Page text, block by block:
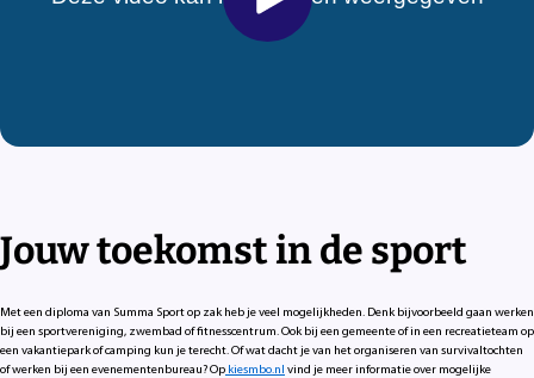
Jouw toekomst in de sport
Met een diploma van Summa Sport op zak heb je veel mogelijkheden. Denk bijvoorbeeld gaan werken
bij een sportvereniging, zwembad of fitnesscentrum. Ook bij een gemeente of in een recreatieteam op
een vakantiepark of camping kun je terecht. Of wat dacht je van het organiseren van survivaltochten
of werken bij een evenementenbureau? Op kiesmbo.nl vind je meer informatie over mogelijke